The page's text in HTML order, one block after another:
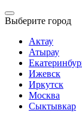
Выберите город
Актау
Атырау
Ижевск
Иркутск
Москва
Сыктывкар